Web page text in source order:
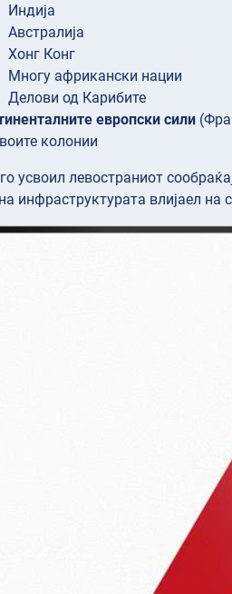
Индија
Австралија
Хонг Конг
Многу африкански нации
Делови од Карибите
европски сили
колонии
усвоил левостраниот
инфраструктурата влијаел